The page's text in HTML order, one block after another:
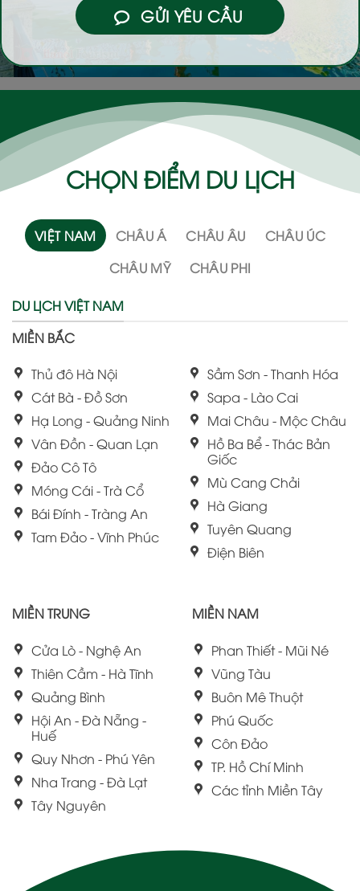
GỬI YÊU CẦU
CHỌN ĐIỂM DU LỊCH
VIỆT NAM CHÂU Á CHÂU ÂU
CHÂU ÚC
CHÂU MỸ
CHÂU PHI
DU LỊCH VIỆT NAM
MIỀN BẮC
Thủ đô Hà Nội
Cát Bà - Đồ Sơn
Hạ Long - Quảng Ninh
Vân Đồn - Quan Lạn
Đảo Cô Tô
Móng Cái - Trà Cổ
Bái Đính - Tràng An
Tam Đảo - Vĩnh Phúc
Sầm Sơn - Thanh Hóa
Sapa - Lào Cai
Mai Châu - Mộc Châu
Hồ Ba Bể - Thác Bản
Giốc
Mù Cang Chải
Hà Giang
Tuyên Quang
Điện Biên
MIỀN TRUNG
Cửa Lò - Nghệ An
Thiên Cầm - Hà Tĩnh
Quảng Bình
Hội An - Đà Nẵng -
Huế
Quy Nhơn - Phú Yên
Nha Trang - Đà Lạt
Tây Nguyên
MIỀN NAM
Phan Thiết - Mũi Né
Vũng Tàu
Buôn Mê Thuột
Phú Quốc
Côn Đảo
TP. Hồ Chí Minh
Các tỉnh Miền Tây